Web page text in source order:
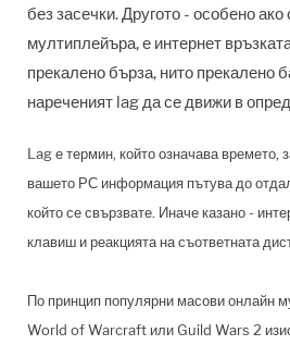
без засечки. Другото - особено
мултиплейъра, е интернет
прекалено бърза, нито прекалено
нареченият lag да се движи в
Lag е термин, който означава времето,
вашето РС информация пътува до
който се свързвате. Иначе казано -
клавиш и реакцията на съответната
По принцип популярни масови онлайн
World of Warcraft или Guild Wars 2